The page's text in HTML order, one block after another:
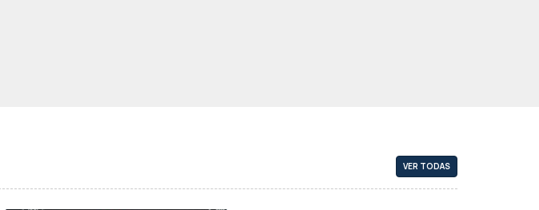
VER TODAS